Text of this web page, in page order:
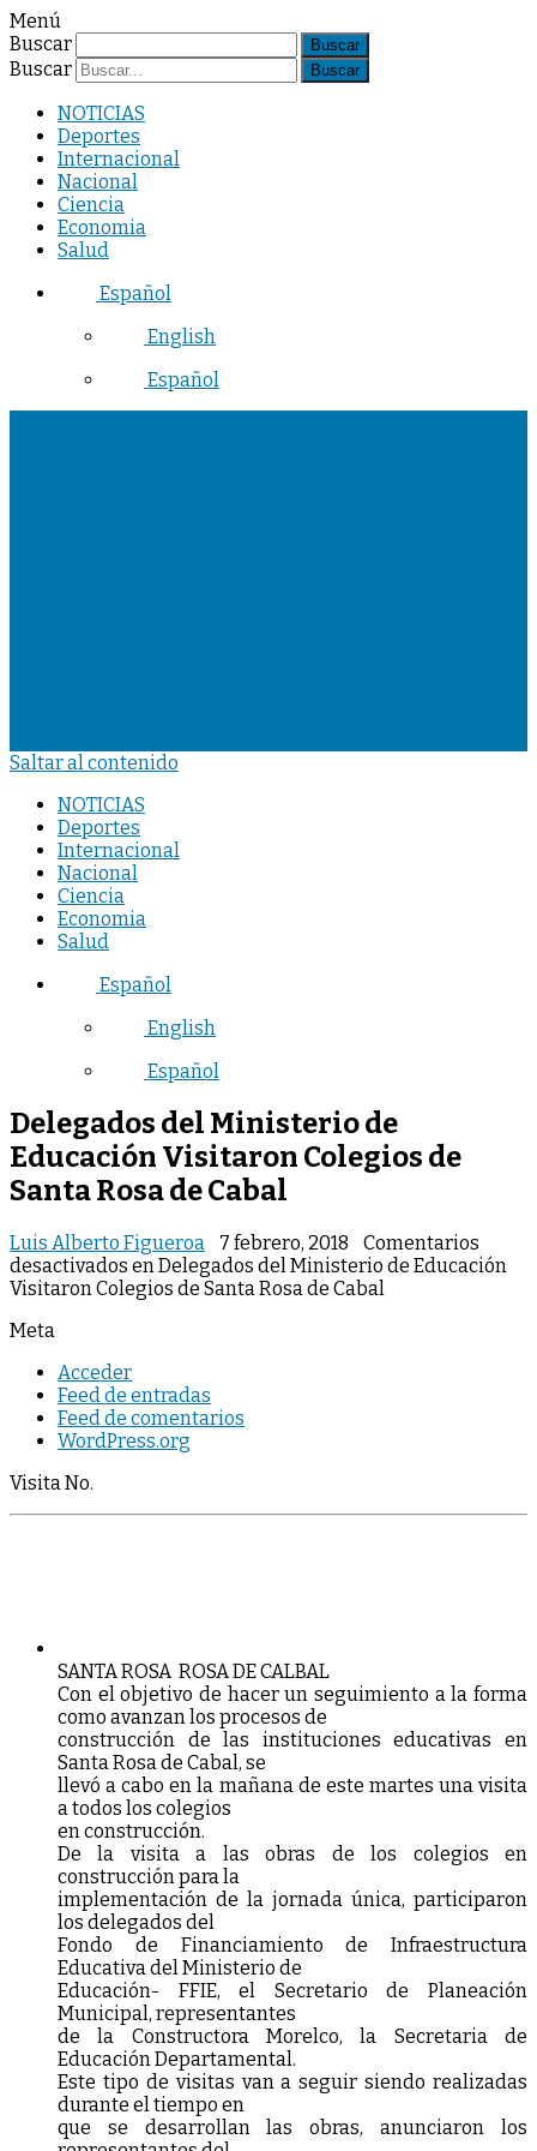
Menú
Buscar
Buscar
NOTICIAS
Deportes
Internacional
Nacional
Ciencia
Economia
Salud
Español
English
Español
Saltar al contenido
NOTICIAS
Deportes
Internacional
Nacional
Ciencia
Economia
Salud
Español
English
Español
Delegados del Ministerio de
Educación Visitaron Colegios de
Santa Rosa de Cabal
Luis Alberto Figueroa 7 febrero, 2018
Comentarios
desactivados en Delegados del Ministerio de Educación
Visitaron Colegios de Santa Rosa de Cabal
Meta
Acceder
Feed de entradas
Feed de comentarios
WordPress.org
Visita No.
SANTA ROSA ROSA DE CALBAL
Con el objetivo de hacer un seguimiento a la forma
como avanzan los procesos de
construcción de las instituciones educativas en
Santa Rosa de Cabal, se
llevó a cabo en la mañana de este martes una visita
a todos los colegios
en construcción.
De la visita a las obras de los colegios en
construcción para la
implementación de la jornada única, participaron
los delegados del
Fondo de Financiamiento de Infraestructura
Educativa del Ministerio de
Educación- FFIE, el Secretario de Planeación
Municipal, representantes
de la Constructora Morelco, la Secretaria de
Educación Departamental.
Este tipo de visitas van a seguir siendo realizadas
durante el tiempo en
que se desarrollan las obras, anunciaron los